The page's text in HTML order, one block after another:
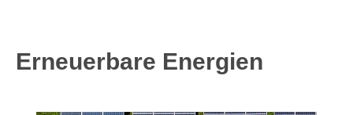
Erneuerbare Energien